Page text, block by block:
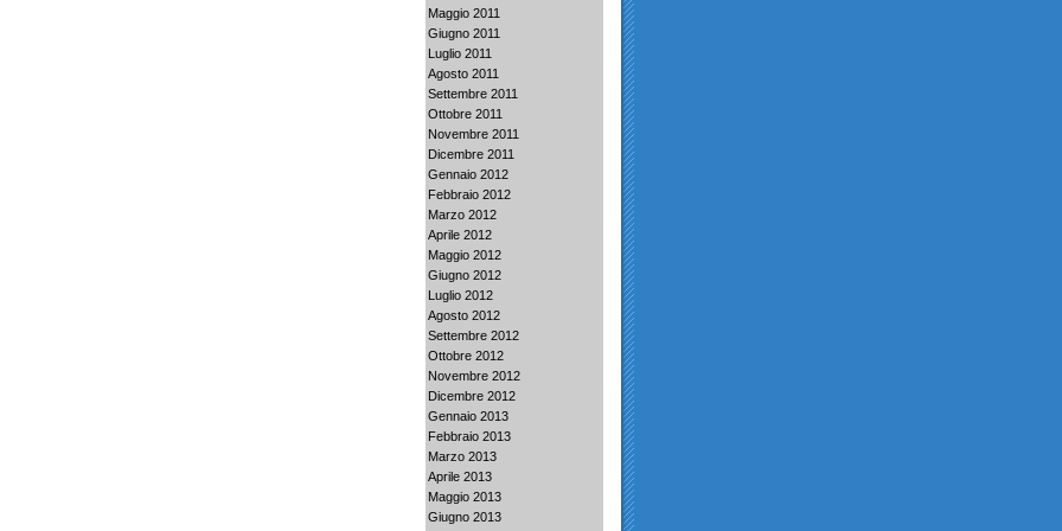
Maggio 2011
Giugno 2011
Luglio 2011
Agosto 2011
Settembre 2011
Ottobre 2011
Novembre 2011
Dicembre 2011
Gennaio 2012
Febbraio 2012
Marzo 2012
Aprile 2012
Maggio 2012
Giugno 2012
Luglio 2012
Agosto 2012
Settembre 2012
Ottobre 2012
Novembre 2012
Dicembre 2012
Gennaio 2013
Febbraio 2013
Marzo 2013
Aprile 2013
Maggio 2013
Giugno 2013